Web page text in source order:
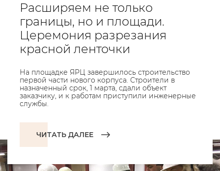
Расширяем не только
границы, но и площади.
Церемония разрезания
красной ленточки
На площадке ЯРЦ завершилось строительство
первой части нового корпуса. Строители в
назначенный срок, 1 марта, сдали объект
заказчику, и к работам приступили инженерные
службы.
ЧИТАТЬ ДАЛЕЕ